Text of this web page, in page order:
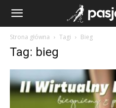
Strona główna Tagi Bieg
Tag: bieg